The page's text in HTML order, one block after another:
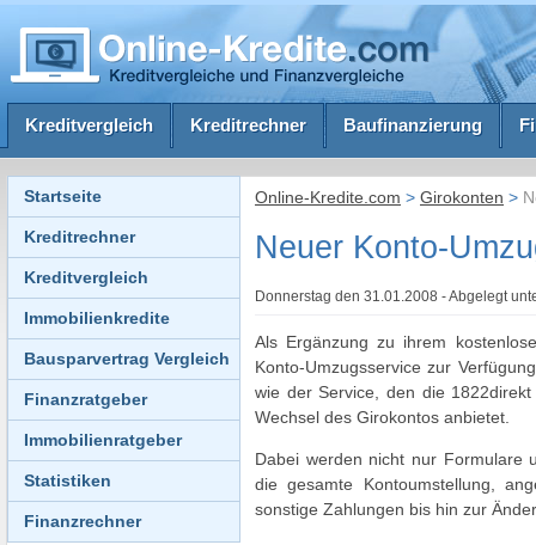
Kreditvergleich Kreditrechner Baufinanzierung
Online-Kredite.com > Girokonten >
Neuer Konto-
Donnerstag den 31.01.2008 - Abgelegt
Als Ergänzung zu ihrem
Konto-Umzugsservice zur
wie der Service, den die
Wechsel des Girokontos anbietet.
Dabei werden nicht nur Formulare
die gesamte Kontoumstellung,
sonstige Zahlungen bis hin zur
Startseite
Kreditrechner
Kreditvergleich
Immobilienkredite
Bausparvertrag Vergleich
Finanzratgeber
Immobilienratgeber
Statistiken
Finanzrechner